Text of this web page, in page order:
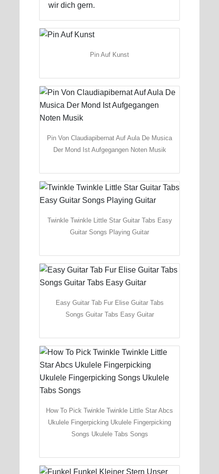
wir dich gern.
Pin Auf Kunst
Pin Von Claudiapibernat Auf Aula De Musica
Der Mond Ist Aufgegangen Noten Musik
Twinkle Twinkle Little Star Guitar Tabs Easy
Guitar Songs Playing Guitar
Easy Guitar Tab Fur Elise Guitar Tabs
Songs Guitar Tabs Easy Guitar
How To Pick Twinkle Twinkle Little Star Abcs
Ukulele Fingerpicking Ukulele Fingerpicking
Songs Ukulele Tabs Songs